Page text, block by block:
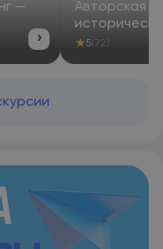
—
›
Авторская
★5 (72)